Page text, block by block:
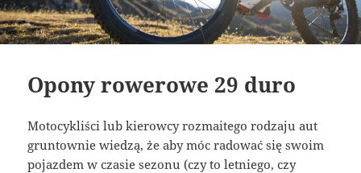
Opony rowerowe 29 duro
Motocykliści lub kierowcy rozmaitego rodzaju aut
gruntownie wiedzą, że aby móc radować się swoim
pojazdem w czasie sezonu (czy to letniego, czy